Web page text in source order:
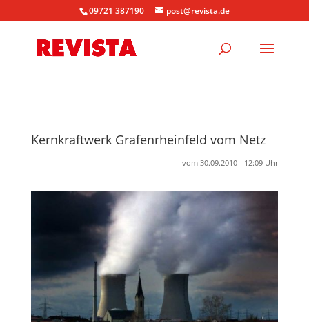
09721 387190 post@revista.de
Kernkraftwerk Grafenrheinfeld vom Netz
vom 30.09.2010 - 12:09 Uhr